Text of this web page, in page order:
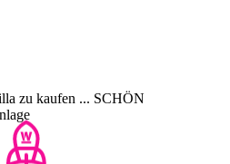
zu kaufen ... SCHÖN